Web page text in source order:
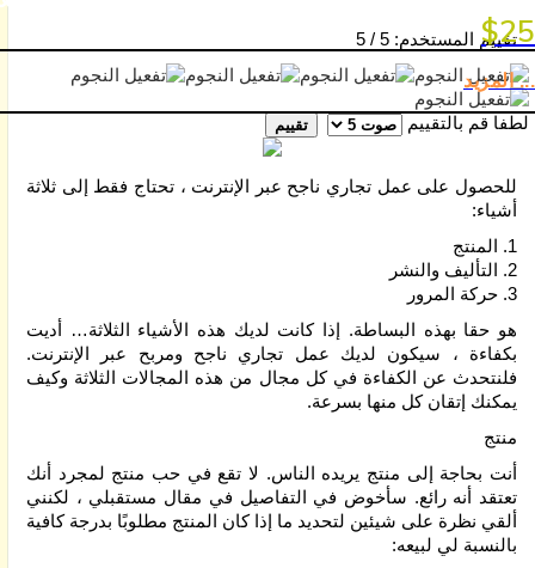
السياحة
تلميحات
الإعلان
و
أصول
التسويق
و
الإعلان
و
الترويج
الذكاء
الاصطناعي
سياسة
الخصوصية
$25
... المزيد
تقييم المستخدم: 5
/
5
لطفا قم بالتقييم
للحصول على عمل تجاري ناجح عبر الإنترنت ، تحتاج فقط إلى ثلاثة
أشياء:
1. المنتج
2. التأليف والنشر
3. حركة المرور
هو حقا بهذه البساطة. إذا كانت لديك هذه الأشياء الثلاثة… أديت
بكفاءة ، سيكون لديك عمل تجاري ناجح ومربح عبر الإنترنت.
فلنتحدث عن الكفاءة في كل مجال من هذه المجالات الثلاثة وكيف
يمكنك إتقان كل منها بسرعة.
منتج
أنت بحاجة إلى منتج يريده الناس. لا تقع في حب منتج لمجرد أنك
تعتقد أنه رائع. سأخوض في التفاصيل في مقال مستقبلي ، لكنني
ألقي نظرة على شيئين لتحديد ما إذا كان المنتج مطلوبًا بدرجة كافية
بالنسبة لي لبيعه: